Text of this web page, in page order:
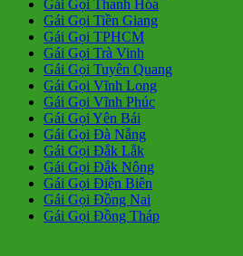
Gái Gọi Thanh Hóa
Gái Gọi Tiền Giang
Gái Gọi TPHCM
Gái Gọi Trà Vinh
Gái Gọi Tuyên Quang
Gái Gọi Vĩnh Long
Gái Gọi Vĩnh Phúc
Gái Gọi Yên Bái
Gái Gọi Đà Nẵng
Gái Gọi Đắk Lắk
Gái Gọi Đắk Nông
Gái Gọi Điện Biên
Gái Gọi Đồng Nai
Gái Gọi Đồng Tháp